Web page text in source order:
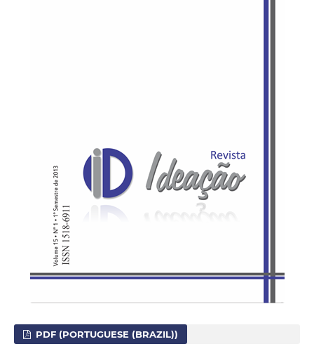
PDF (PORTUGUESE (BRAZIL))